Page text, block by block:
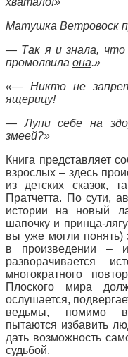
Матушка Ветровоск
— Так я и знала,
промолвила она.»
«— Никто не
ящерицу!
— Лупи себе на
змеей?»
Книга представляет
взрослых – здесь
из детских сказок,
Пратчетта. По сути,
истории на новый
шапочку и принца-
вы уже могли понять)
в произведении –
разворачивается
многократного
Плоского мира
ослушается,
ведьмы, помимо
пытаются избавить
дать возможность
судьбой.